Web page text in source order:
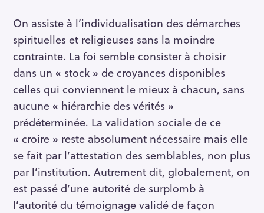
On assiste à l’individualisation des démarches
spirituelles et religieuses sans la moindre
contrainte. La foi semble consister à choisir
dans un « stock » de croyances disponibles
celles qui conviennent le mieux à chacun, sans
aucune « hiérarchie des vérités »
prédéterminée. La validation sociale de ce
« croire » reste absolument nécessaire mais elle
se fait par l’attestation des semblables, non plus
par l’institution. Autrement dit, globalement, on
est passé d’une autorité de surplomb à
l’autorité du témoignage validé de façon